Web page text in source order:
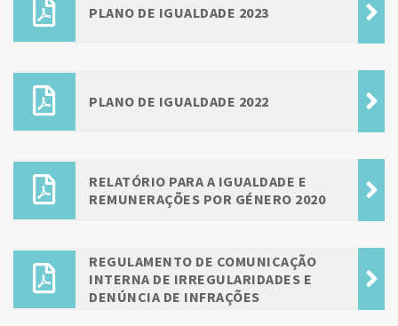
PLANO DE IGUALDADE 2023
PLANO DE IGUALDADE 2022
RELATÓRIO PARA A IGUALDADE E
REMUNERAÇÕES POR GÉNERO 2020
REGULAMENTO DE COMUNICAÇÃO
INTERNA DE IRREGULARIDADES E
DENÚNCIA DE INFRAÇÕES